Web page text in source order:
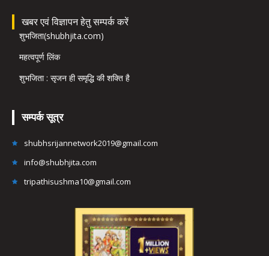
खबर एवं विज्ञापन हेतु सम्पर्क करें
शुभजिता(shubhjita.com)
महत्वपूर्ण लिंक
शुभजिता : सृजन ही समृद्धि की शक्ति है
सम्पर्क सूत्र
shubhsrijannetwork2019@gmail.com
info@shubhjita.com
tripathisushma10@gmail.com